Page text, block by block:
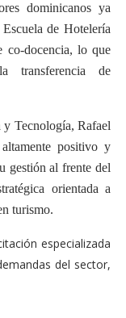
dominicanos ya
de Hotelería
co-docencia, lo que
transferencia de
Tecnología, Rafael
positivo y
gestión al frente del
orientada a
turismo.
especializada
del sector,